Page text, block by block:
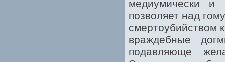
медиумически и
позволяет над
смертоубийством
враждебные
подавляюще